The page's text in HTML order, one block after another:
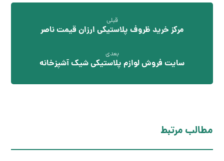
قبلی
مرکز خرید ظروف پلاستیکی ارزان قیمت ناصر
بعدی
سایت فروش لوازم پلاستیکی شیک آشپزخانه
مطالب مرتبط